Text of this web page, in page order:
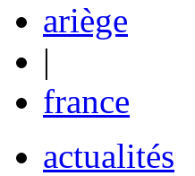
ariège
|
france
actualités